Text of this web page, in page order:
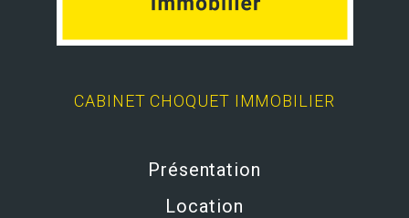
CABINET CHOQUET IMMOBILIER
Présentation
Location